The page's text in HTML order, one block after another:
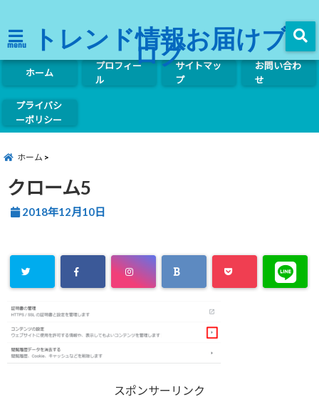
menu トレンド情報お届けブ
ログ
ホーム
プロフィー
ル
サイトマッ
プ
お問い合わ
せ
プライバシ
ーポリシー
ホーム
クローム5
2018年12月10日
スポンサーリンク